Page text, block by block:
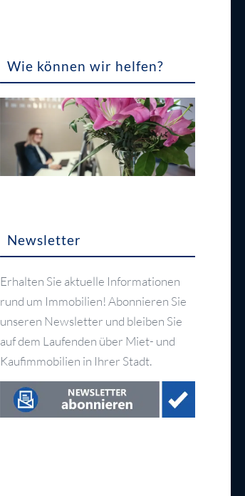
Wie können wir helfen?
Newsletter
Erhalten Sie aktuelle Informationen
rund um Immobilien! Abonnieren Sie
unseren Newsletter und bleiben Sie
auf dem Laufenden über Miet- und
Kaufimmobilien in Ihrer Stadt.